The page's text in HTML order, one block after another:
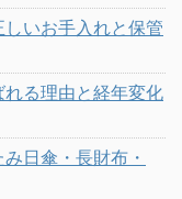
いお手入れと保管
る理由と経年変化
日傘・長財布・